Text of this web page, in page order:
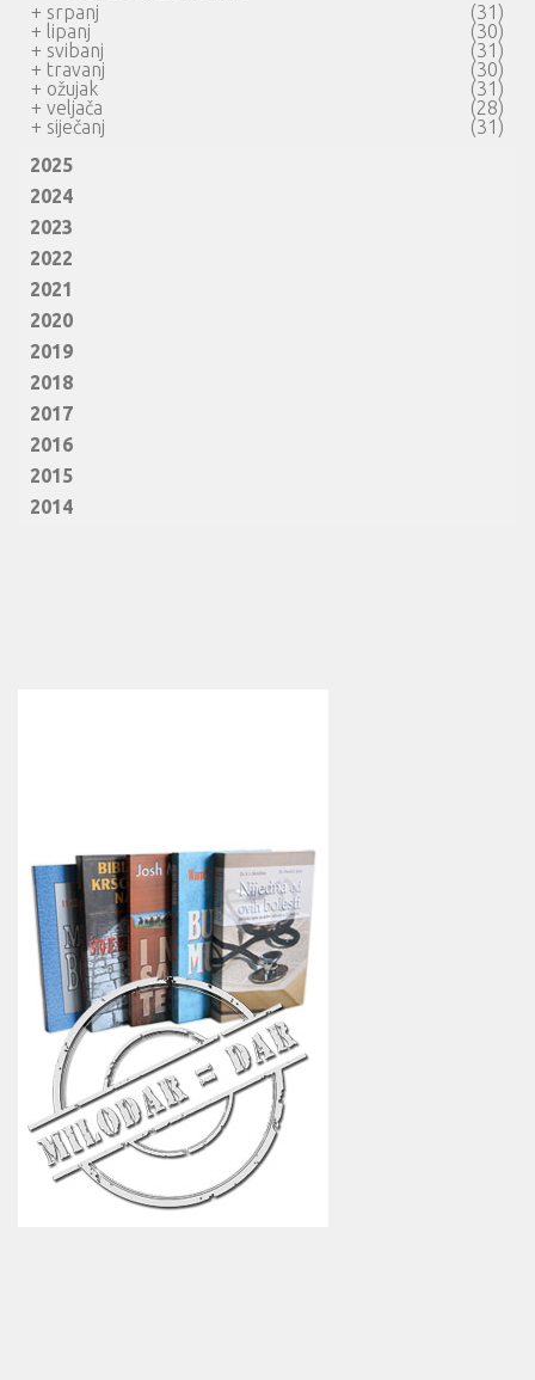
+ srpanj
(31)
+ lipanj
(30)
+ svibanj
(31)
+ travanj
(30)
+ ožujak
(31)
+ veljača
(28)
+ siječanj
(31)
2025
2024
2023
2022
2021
2020
2019
2018
2017
2016
2015
2014